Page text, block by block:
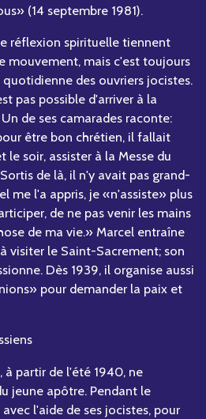
(14 septembre 1981).
réflexion spirituelle tiennent
mouvement, mais c'est toujours
des ouvriers jocistes.
pas possible d'arriver à la
de ses camarades raconte:
être bon chrétien, il fallait
soir, assister à la Messe du
de là, il n'y avait pas grand-
me l'a appris, je «n'assiste» plus
de ne pas venir les mains
de ma vie.» Marcel entraîne
visiter le Saint-Sacrement; son
Dès 1939, il organise aussi
pour demander la paix et
partir de l'été 1940, ne
jeune apôtre. Pendant le
l'aide de ses jocistes, pour